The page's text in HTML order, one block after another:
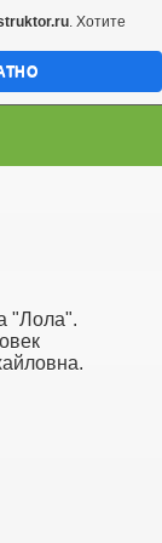
"Лола".
. Хотите